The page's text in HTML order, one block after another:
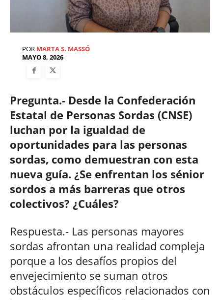
POR MARTA S. MASSÓ
MAYO 8, 2026
Pregunta.- Desde la Confederación
Estatal de Personas Sordas (CNSE)
luchan por la igualdad de
oportunidades para las personas
sordas, como demuestran con esta
nueva guía. ¿Se enfrentan los sénior
sordos a más barreras que otros
colectivos? ¿Cuáles?
Respuesta.- Las personas mayores
sordas afrontan una realidad compleja
porque a los desafíos propios del
envejecimiento se suman otros
obstáculos específicos relacionados con